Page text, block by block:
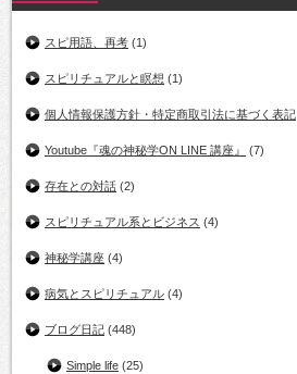
スピ用語、再考 (1)
スピリチュアルと瞑想 (1)
個人情報保護方針・特定商取引法に基づく表記
Youtube『魂の神秘学ON LINE 講座』 (7)
存在との対話 (2)
スピリチュアル系とビジネス (4)
神秘学講座 (4)
病気とスピリチュアル (4)
ブログ日記 (448)
Simple life (25)